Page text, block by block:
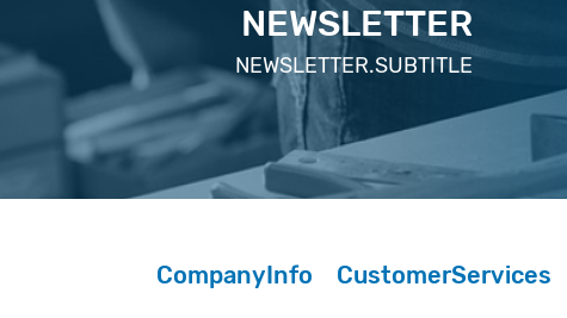
NEWSLETTER
NEWSLETTER.SUBTITLE
CompanyInfo CustomerServices